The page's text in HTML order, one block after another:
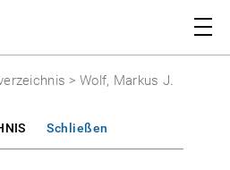
> Wolf, Markus J.
Schließen